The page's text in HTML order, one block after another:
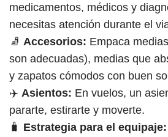
medicamentos, médicos y
necesitas atención durante el
🧦 Accesorios: Empaca
son adecuadas), medias que
y zapatos cómodos con buen
✈️ Asientos: En vuelos, un
pararte, estirarte y moverte.
🧳 Estrategia para el equipaje: